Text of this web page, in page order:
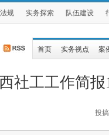
规 实务探索 队伍建设
首页 实务视点 案
社工工作简报
投搞